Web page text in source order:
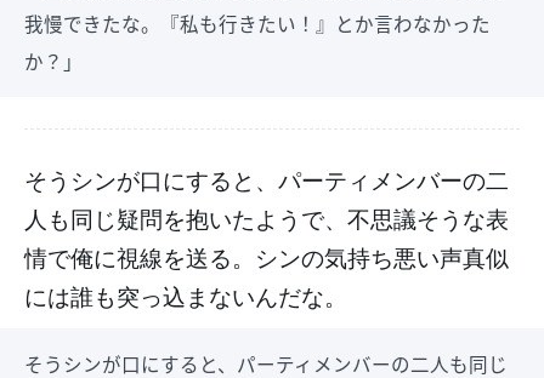
我慢できたな。『私も行きたい！』とか言わなかった
か？」
そうシンが口にすると、パーティメンバーの二
人も同じ疑問を抱いたようで、不思議そうな表
情で俺に視線を送る。シンの気持ち悪い声真似
には誰も突っ込まないんだな。
そうシンが口にすると、パーティメンバーの二人も同じ